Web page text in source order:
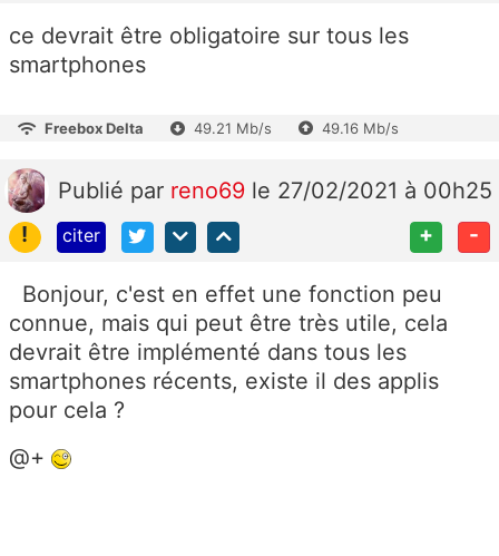
ce devrait être obligatoire sur tous les
smartphones
Freebox Delta 49.21 Mb/s 49.16 Mb/s
Publié par reno69 le 27/02/2021 à 00h25
!
citer + -
Bonjour, c'est en effet une fonction peu
connue, mais qui peut être très utile, cela
devrait être implémenté dans tous les
smartphones récents, existe il des applis
pour cela ?
@+